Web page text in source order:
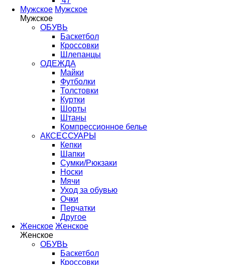
Мужское Мужское
Мужское
ОБУВЬ
Баскетбол
Кроссовки
Шлепанцы
ОДЕЖДА
Майки
Футболки
Толстовки
Куртки
Шорты
Штаны
Компрессионное белье
АКСЕССУАРЫ
Кепки
Шапки
Сумки/Рюкзаки
Носки
Мячи
Уход за обувью
Очки
Перчатки
Другое
Женское Женское
Женское
ОБУВЬ
Баскетбол
Кроссовки